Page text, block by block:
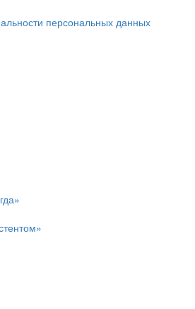
персональных данных